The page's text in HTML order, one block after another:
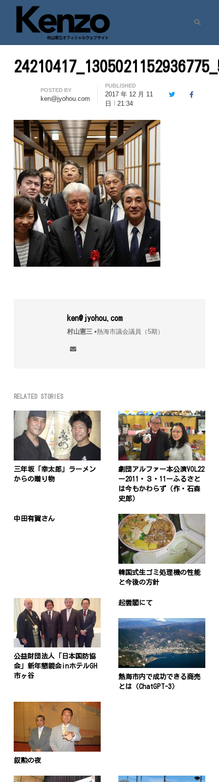
七転八起 – 村山憲三 Official Site
村山憲三ウェブサイト
Author
POSTED BY
ken@jyohou.com
PUBLISHED
2017 年 12 月 11
日
21:34
TwitterFacebook
ken@jyohou.com
村山憲三▪︎熱海市議会議員（5期）
RELATED STORIES
三年坂「幸太郎」ラーメン
からの贈り物
劇団アルファー本公演VOL22
ー2011・３・11ーふるさと
は今もかわらず（作・石森
史郎）
中田有賀さん
韓国式生ゴミ処理機の性能
と今後の方針
公益財団法人「日本国防協
会」新年懇親会inホテルGH
市ヶ谷
起雲閣にて
熱海市内で成功できる商売
とは（ChatGPT-3）
叙勲の夜